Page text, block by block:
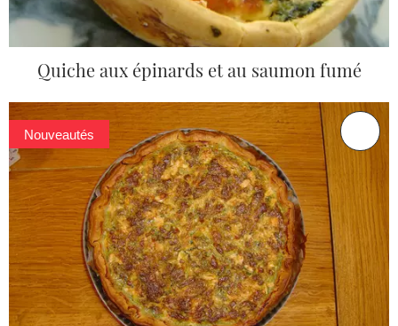
Quiche aux épinards et au saumon fumé
Nouveautés